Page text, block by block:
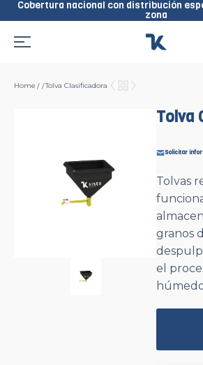
Cobertura nacional con distribución
zona
Home / /Tolva Clasificadora
Tolva
Solicitar
Tolvas
granos
el